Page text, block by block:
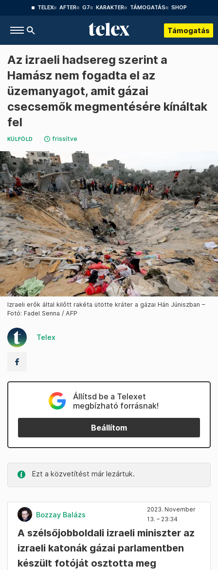
TELEX AFTER G7 KARAKTER TÁMOGATÁS SHOP
Támogatás
Az izraeli hadsereg szerint a
Hamász nem fogadta el az
üzemanyagot, amit gázai
csecsemők megmentésére kínáltak
fel
KÜLFÖLD frissítve
Izraeli erők által kilőtt rakéta ütötte kráter a gázai Hán Júniszban –
Fotó: Fadel Senna / AFP
Telex
Állítsd be a Telexet
megbízható forrásnak!
Beállítom
Ezt a közvetítést már lezártuk.
Bozzay Balázs
2023. November
13. – 23:34
A szélsőjobboldali izraeli miniszter az
izraeli katonák gázai parlamentben
készült fotóját osztotta meg